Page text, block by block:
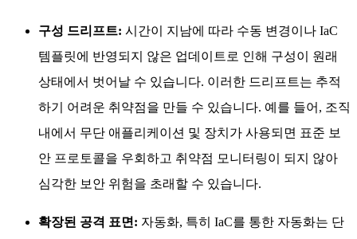
구성 드리프트: 시간이 지남에 따라 수동 변경이나 IaC
템플릿에 반영되지 않은 업데이트로 인해 구성이 원래
상태에서 벗어날 수 있습니다. 이러한 드리프트는 추적
하기 어려운 취약점을 만들 수 있습니다. 예를 들어, 조직
내에서 무단 애플리케이션 및 장치가 사용되면 표준 보
안 프로토콜을 우회하고 취약점 모니터링이 되지 않아
심각한 보안 위험을 초래할 수 있습니다.
확장된 공격 표면: 자동화, 특히 IaC를 통한 자동화는 단